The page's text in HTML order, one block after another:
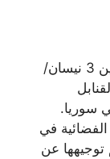
نشرت وكالة سبوتنيك الروسية اليوم الاثنين 3 نيسان/
سوريا.
في
تزن 1500 كلغ، يتم توجيهها عن